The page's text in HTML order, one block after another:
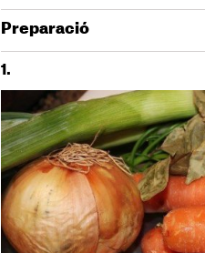
Preparació
1.